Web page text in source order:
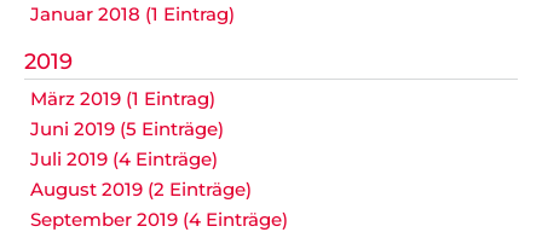
Januar 2018 (1 Eintrag)
2019
März 2019 (1 Eintrag)
Juni 2019 (5 Einträge)
Juli 2019 (4 Einträge)
August 2019 (2 Einträge)
September 2019 (4 Einträge)
Nicht das Richtige gefunden?
Bitte nehmen Sie Kontakt mit uns auf. Wir helfen
gerne weiter.
post@svo.germaringen.de